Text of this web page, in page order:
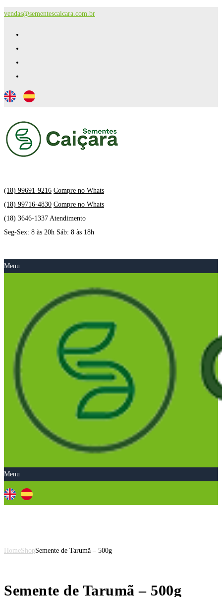
vendas@sementescaicara.com.br
(18) 99691-9216 Compre no Whats
(18) 99716-4830 Compre no Whats
(18) 3646-1337 Atendimento
Seg-Sex: 8 às 20h Sáb: 8 às 18h
Menu
Menu
HomeShopSemente de Tarumã – 500g
Semente de Tarumã – 500g